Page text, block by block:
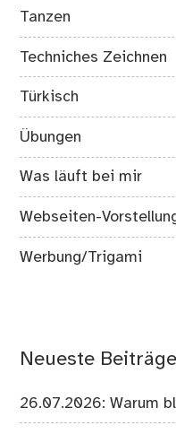
Tanzen
Techniches Zeichnen
Türkisch
Übungen
Was läuft bei mir
Webseiten-
Werbung/Trigami
Neueste Beiträge
26.07.2026: Warum